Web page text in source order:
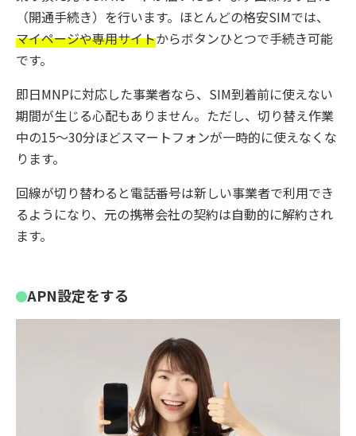
（開通手続き）を行います。ほとんどの格安SIMでは、
マイページや専用サイトからボタンひとつで手続き可能
です。
即日MNPに対応した事業者なら、SIM到着前に使えない
期間が生じる心配もありません。ただし、切り替え作業
中の15〜30分ほどスマートフォンが一時的に使えなくな
ります。
回線が切り替わると電話番号は新しい事業者で利用でき
るようになり、元の携帯会社の契約は自動的に解約され
ます。
APN設定をする